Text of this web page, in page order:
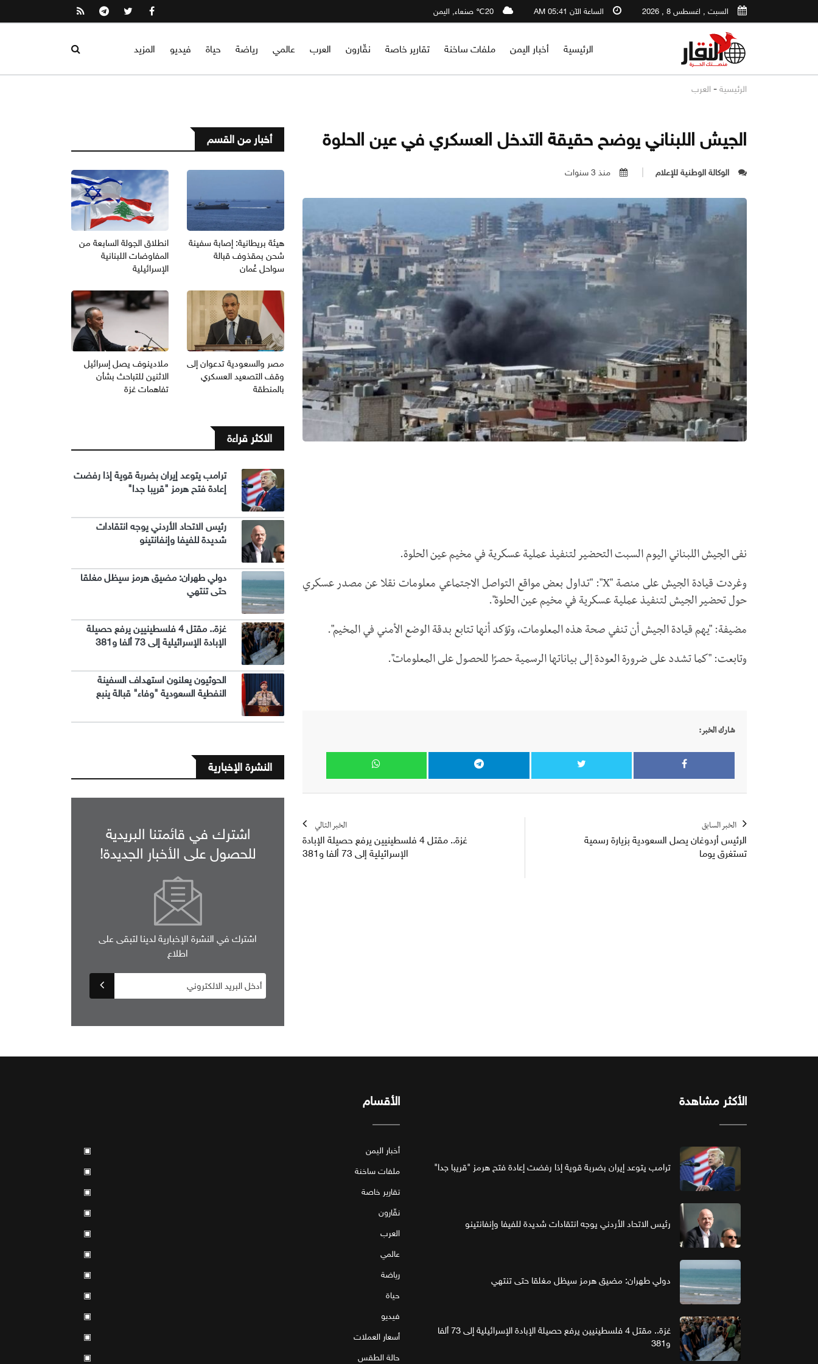
السبت , اغسطس 8 , 2026 الساعة الآن 05:41 AM 20℃ صنعاء, اليمن
الرئيسية أخبار اليمن ملفات ساخنة تقارير خاصة نقّارون العرب عالمي رياضة حياة فيديو المزيد
الرئيسية - العرب
الجيش اللبناني يوضح حقيقة التدخل العسكري في عين الحلوة
الوكالة الوطنية للإعلام منذ 3 سنوات
نفى الجيش اللبناني اليوم السبت التحضير لتنفيذ عملية عسكرية في مخيم عين الحلوة.
وغردت قيادة الجيش على منصة "X": "تداول بعض مواقع التواصل الاجتماعي معلومات نقلا عن مصدر عسكري
حول تحضير الجيش لتنفيذ عملية عسكرية في مخيم عين الحلوة".
مضيفة: "يهم قيادة الجيش أن تنفي صحة هذه المعلومات، وتؤكد أنها تتابع بدقة الوضع الأمني في المخيم".
وتابعت: "كما تشدد على ضرورة العودة إلى بياناتها الرسمية حصرًا للحصول على المعلومات".
شارك الخبر:
الخبر السابق
الرئيس أردوغان يصل السعودية بزيارة رسمية
تستغرق يوما
الخبر التالي
غزة.. مقتل 4 فلسطينيين يرفع حصيلة الإبادة
الإسرائيلية إلى 73 ألفا و381
أخبار من القسم
هيئة بريطانية: إصابة سفينة
شحن بمقذوف قبالة
سواحل عُمان
انطلاق الجولة السابعة من
المفاوضات اللبنانية
الإسرائيلية
مصر والسعودية تدعوان إلى
وقف التصعيد العسكري
بالمنطقة
ملادينوف يصل إسرائيل
الاثنين للتباحث بشأن
تفاهمات غزة
الاكثر قراءة
ترامب يتوعد إيران بضربة قوية إذا رفضت
إعادة فتح هرمز "قريبا جدا"
رئيس الاتحاد الأردني يوجه انتقادات
شديدة للفيفا وإنفانتينو
دولي طهران: مضيق هرمز سيظل مغلقا
حتى تنتهي
غزة.. مقتل 4 فلسطينيين يرفع حصيلة
الإبادة الإسرائيلية إلى 73 ألفا و381
الحوثيون يعلنون استهداف السفينة
النفطية السعودية "وفاء" قبالة ينبع
النشرة الإخبارية
اشترك في قائمتنا البريدية
للحصول على الأخبار الجديدة!
اشترك في النشرة الإخبارية لدينا لتبقى على
اطلاع
الأكثر مشاهدة
ترامب يتوعد إيران بضربة قوية إذا رفضت إعادة فتح هرمز "قريبا جدا"
رئيس الاتحاد الأردني يوجه انتقادات شديدة للفيفا وإنفانتينو
دولي طهران: مضيق هرمز سيظل مغلقا حتى تنتهي
غزة.. مقتل 4 فلسطينيين يرفع حصيلة الإبادة الإسرائيلية إلى 73 ألفا
و381
الأقسام
أخبار اليمن
▣
ملفات ساخنة
▣
تقارير خاصة
▣
نقّارون
▣
العرب
▣
عالمي
▣
رياضة
▣
حياة
▣
فيديو
▣
أسعار العملات
▣
حالة الطقس
▣